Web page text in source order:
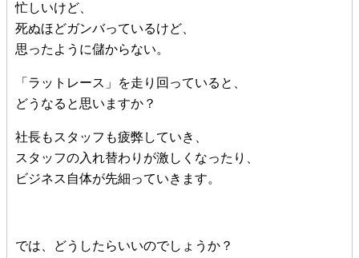
忙しいけど、
死ぬほどガンバっているけど、
思ったように儲からない。
「ラットレース」を走り回っていると、
どうなると思いますか？
社長もスタッフも疲弊していき、
スタッフの入れ替わりが激しくなったり、
ビジネス自体が先細っていきます。
では、どうしたらいいのでしょうか？